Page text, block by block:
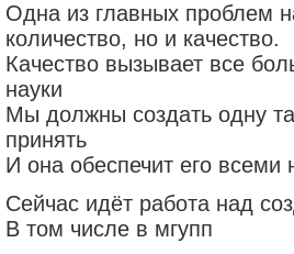
Одна из главных проблем
количество, но и качество.
Качество вызывает все
науки
Мы должны создать одну
принять
И она обеспечит его
Сейчас идёт работа над
В том числе в мгупп